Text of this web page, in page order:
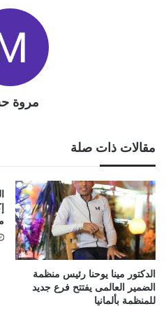
مروة
مقالات ذات صلة
الدكتور مينا يوحنا رئيس منظمة
الضمير العالمى يفتتح فرع جديد
للمنظمة بألمانيا